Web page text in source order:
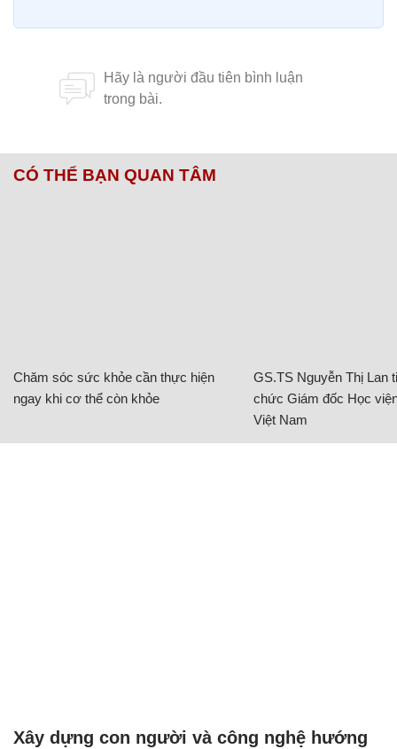
CÓ THỂ BẠN QUAN TÂM
Chăm sóc sức khỏe cần thực hiện
ngay khi cơ thể còn khỏe
GS.TS Nguyễn Thị Lan
chức Giám đốc Học
Việt Nam
Xây dựng con người và công nghệ hướng